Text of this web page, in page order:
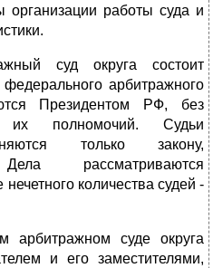
организации работы су­да и
суд округа состоит
арбитражного
Президентом РФ, без
их полномочий. Судьи
только закону,
рассматриваются
количества судей -
арбитражном суде округа
и его заместителями,